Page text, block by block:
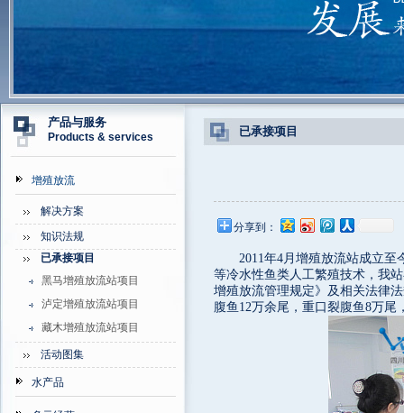
产品与服务
Products & services
增殖放流
解决方案
知识法规
已承接项目
黑马增殖放流站项目
泸定增殖放流站项目
藏木增殖放流站项目
活动图集
水产品
已承接项目
分享到：
2011年4月增殖放流站成立
等冷水性鱼类人工繁殖技术，我
增殖放流管理规定》及相关法律
腹鱼12万余尾，重口裂腹鱼8万尾